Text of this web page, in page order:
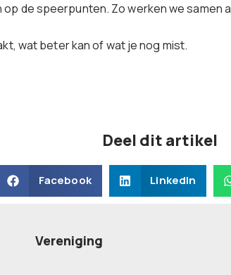
de speerpunten. Zo werken we samen
wat beter kan of wat je nog mist.
Deel dit artikel
Facebook LinkedIn
Vereniging